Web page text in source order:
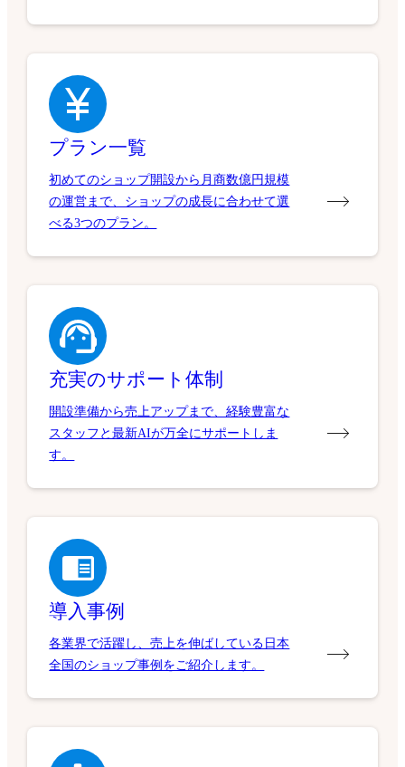
プラン一覧
初めてのショップ開設から月商数億円規模
の運営まで、ショップの成長に合わせて選
べる3つのプラン。
充実のサポート体制
開設準備から売上アップまで、経験豊富な
スタッフと最新AIが万全にサポートしま
す。
導入事例
各業界で活躍し、売上を伸ばしている日本
全国のショップ事例をご紹介します。